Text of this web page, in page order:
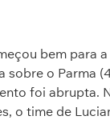
bem para a
sobre o Parma
foi abrupta.
o time de